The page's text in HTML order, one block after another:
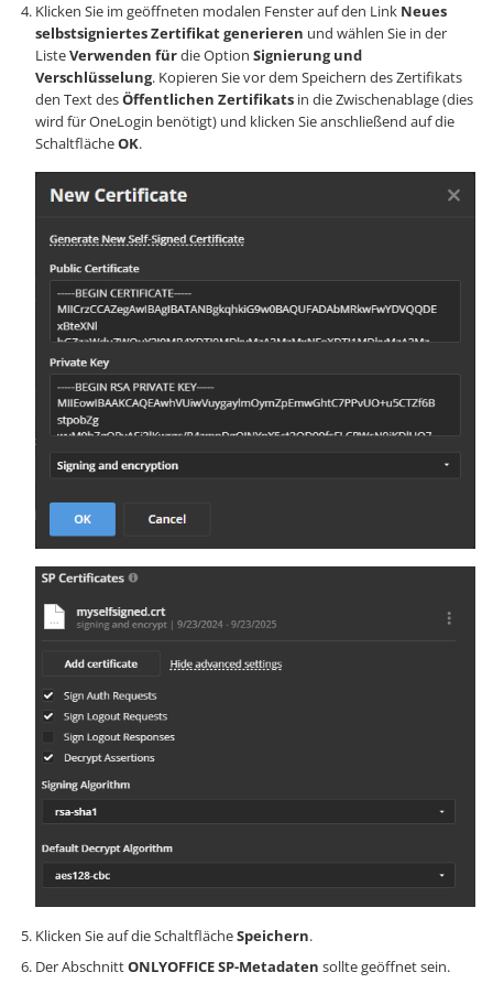
Klicken Sie im geöffneten modalen Fenster auf den Link Neues
selbstsigniertes Zertifikat generieren und wählen Sie in der
ListeVerwenden fürdie Option Signierung und
Verschlüsselung. Kopieren Sie vor dem Speichern des Zertifikats
den Text desÖffentlichen Zertifikats in die Zwischenablage (dies
wird für OneLogin benötigt) und klicken Sie anschließend auf die
SchaltflächeOK.
Klicken Sie auf die SchaltflächeSpeichern.
Der AbschnittONLYOFFICE SP-Metadaten sollte geöffnet sein.